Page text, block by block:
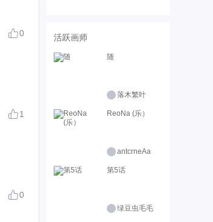
0
1
0
活跃画师
随
落木繁叶
ReoNa (乐）
antcrneAa
第5话
绿豆虫毛毛